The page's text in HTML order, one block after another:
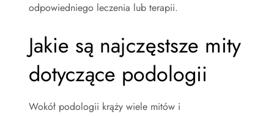
odpowiedniego leczenia lub terapii.
Jakie są najczęstsze mity
dotyczące podologii
Wokół podologii krąży wiele mitów i